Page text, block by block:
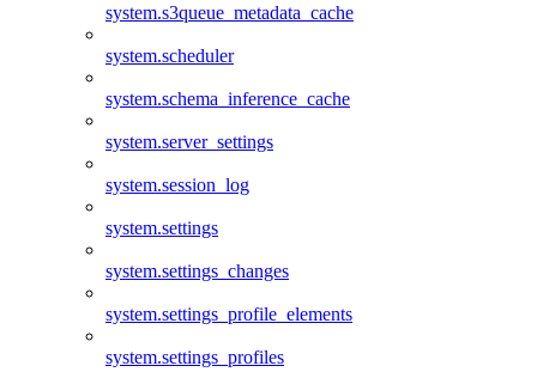
system.s3queue_metadata_cache
system.scheduler
system.schema_inference_cache
system.server_settings
system.session_log
system.settings
system.settings_changes
system.settings_profile_elements
system.settings_profiles